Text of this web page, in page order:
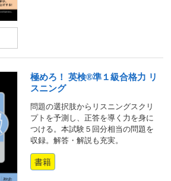
極めろ！ 英検®準１級合格力 リ
スニング
問題の選択肢からリスニングスクリ
プトを予測し、正答を導く力を身に
つける。本試験５回分相当の問題を
収録。解答・解説も充実。
書籍